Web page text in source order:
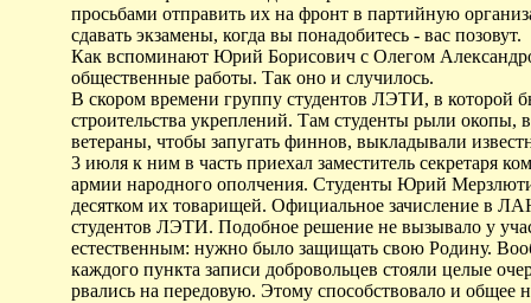
просьбами отправить их на фронт в партийную
сдавать экзамены, когда вы понадобитесь - вас позовут.
Как вспоминают Юрий Борисович с Олегом
общественные работы. Так оно и случилось.
В скором времени группу студентов ЛЭТИ, в
строительства укреплений. Там студенты рыли окопы,
ветераны, чтобы запугать финнов, выкладывали
3 июля к ним в часть приехал заместитель секретаря
армии народного ополчения. Студенты Юрий
десятком их товарищей. Официальное зачисление в
студентов ЛЭТИ. Подобное решение не вызывало у
естественным: нужно было защищать свою Родину.
каждого пункта записи добровольцев стояли целые
рвались на передовую. Этому способствовало и общее